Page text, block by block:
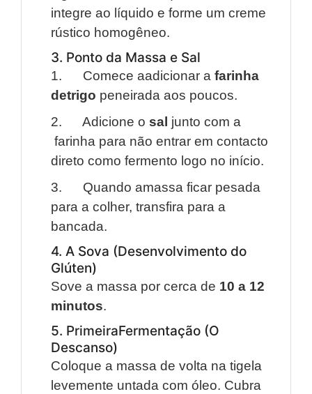
integre ao líquido e forme um creme
rústico homogêneo.
3. Ponto da Massa e Sal
1. Comece aadicionar a farinha
detrigo peneirada aos poucos.
2. Adicione o sal junto com a
farinha para não entrar em contacto
direto como fermento logo no início.
3. Quando amassa ficar pesada
para a colher, transfira para a
bancada.
4. A Sova (Desenvolvimento do
Glúten)
Sove a massa por cerca de 10 a 12
minutos.
5. PrimeiraFermentação (O
Descanso)
Coloque a massa de volta na tigela
levemente untada com óleo. Cubra